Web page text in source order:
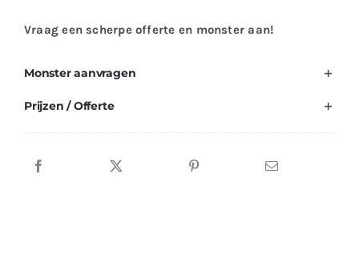
Vraag een scherpe offerte en monster aan!
Monster aanvragen
Prijzen / Offerte